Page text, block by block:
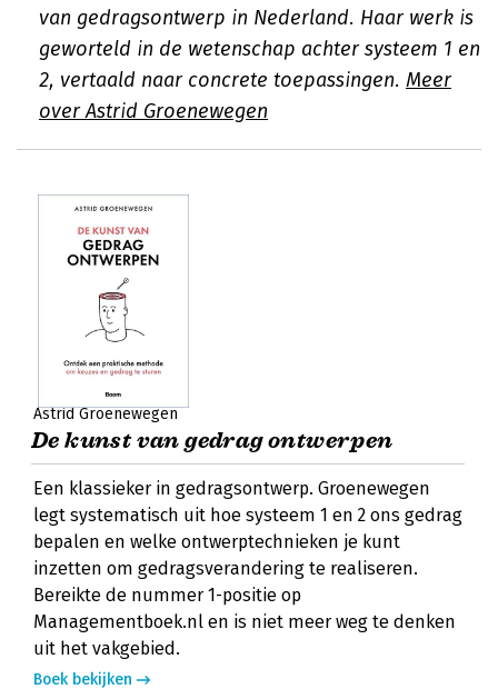
van gedragsontwerp in Nederland. Haar werk is
geworteld in de wetenschap achter systeem 1 en
2, vertaald naar concrete toepassingen. Meer
over Astrid Groenewegen
Astrid Groenewegen
De kunst van gedrag ontwerpen
Een klassieker in gedragsontwerp. Groenewegen
legt systematisch uit hoe systeem 1 en 2 ons gedrag
bepalen en welke ontwerptechnieken je kunt
inzetten om gedragsverandering te realiseren.
Bereikte de nummer 1-positie op
Managementboek.nl en is niet meer weg te denken
uit het vakgebied.
Boek bekijken